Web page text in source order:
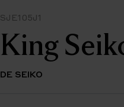
SJE105J1
King
DE SEIKO